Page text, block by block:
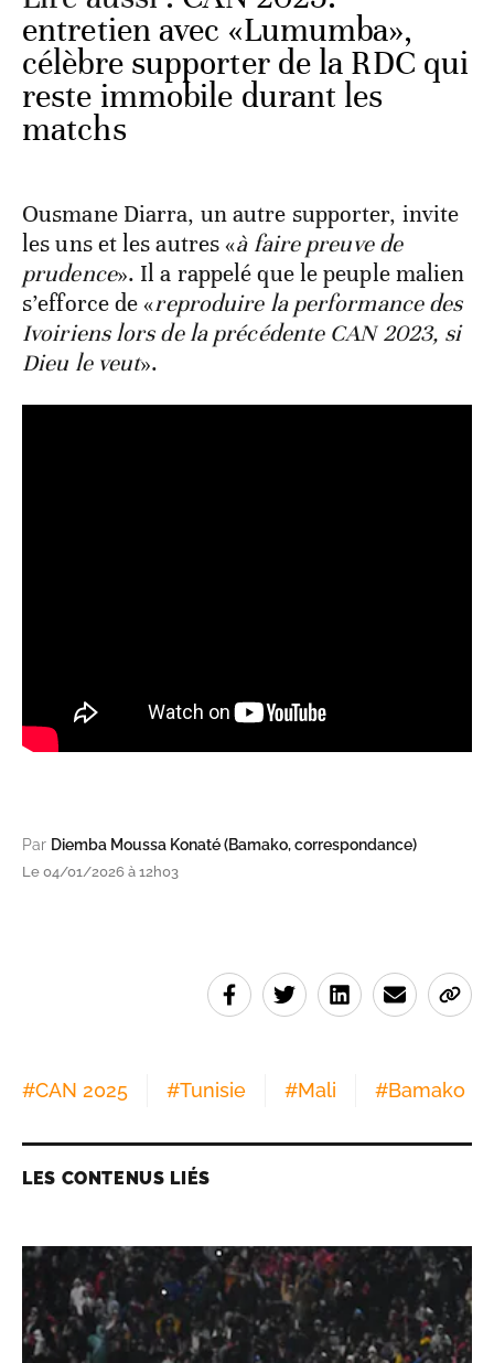
entretien avec «Lumumba»,
célèbre supporter de la RDC qui
reste immobile durant les
matchs
Ousmane Diarra, un autre supporter, invite
les uns et les autres «à faire preuve de
prudence». Il a rappelé que le peuple malien
s’efforce de «reproduire la performance des
Ivoiriens lors de la précédente CAN 2023, si
Dieu le veut».
Par Diemba Moussa Konaté (Bamako, correspondance)
Le 04/01/2026 à 12h03
#CAN 2025 #Tunisie #Mali #Bamako
LES CONTENUS LIÉS